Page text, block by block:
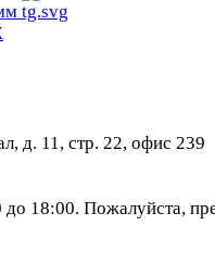
д. 11, стр. 22, офис 239
18:00. Пожалуйста,